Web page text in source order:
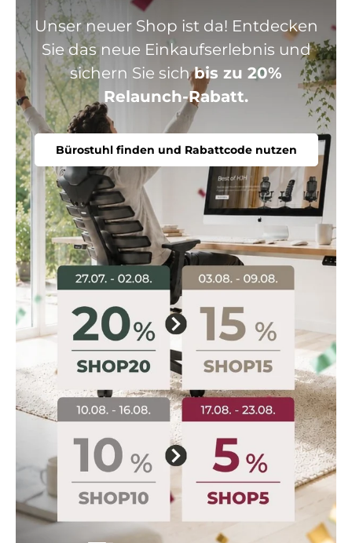
Unser neuer Shop ist da! Entdecken
Sie das neue Einkaufserlebnis und
sichern Sie sichbis zu 20%
Relaunch-Rabatt.
Bürostuhl finden und Rabattcode nutzen
Folie laden 1 von 5
Folie laden 2 von 5
Folie laden 3 von 5
Folie laden 4 von 5
Folie laden 5